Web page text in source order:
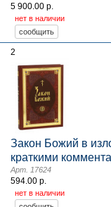
5 900.00 р.
нет в наличии
2
Закон Божий в
краткими
Арт. 17624
594.00 р.
нет в наличии